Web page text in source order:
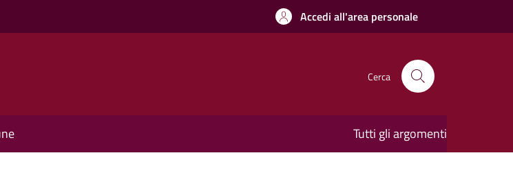
Accedi all'area personale
Cerca
Tutti gli argomenti